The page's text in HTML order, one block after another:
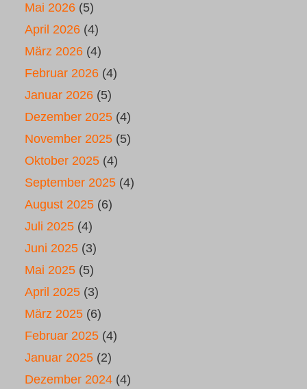
Mai 2026 (5)
April 2026 (4)
März 2026 (4)
Februar 2026 (4)
Januar 2026 (5)
Dezember 2025 (4)
November 2025 (5)
Oktober 2025 (4)
September 2025 (4)
August 2025 (6)
Juli 2025 (4)
Juni 2025 (3)
Mai 2025 (5)
April 2025 (3)
März 2025 (6)
Februar 2025 (4)
Januar 2025 (2)
Dezember 2024 (4)